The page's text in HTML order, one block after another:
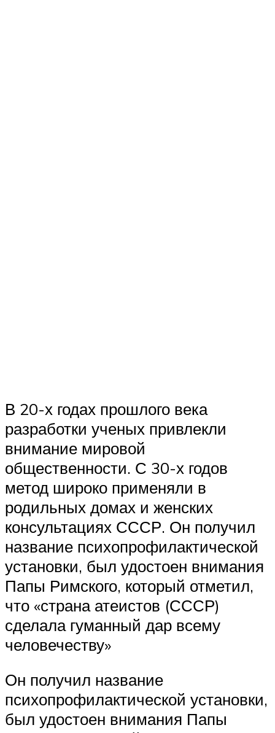
В 20-х годах прошлого века
разработки ученых привлекли
внимание мировой
общественности. С 30-х годов
метод широко применяли в
родильных домах и женских
консультациях СССР. Он получил
название психопрофилактической
установки, был удостоен внимания
Папы Римского, который отметил,
что «страна атеистов (СССР)
сделала гуманный дар всему
человечеству»
Он получил название
психопрофилактической установки,
был удостоен внимания Папы